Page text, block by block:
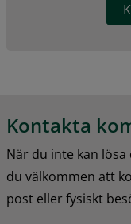
Kontakta
När du inte kan
du välkommen att
post eller fysiskt